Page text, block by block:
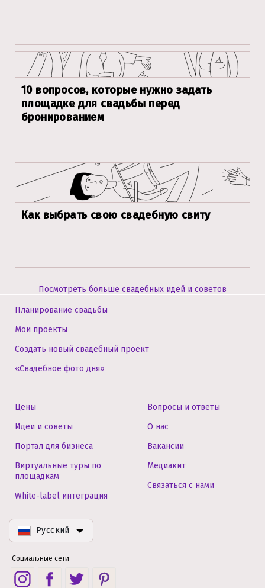
10 вопросов, которые нужно задать
площадке для свадьбы перед
бронированием
Как выбрать свою свадебную свиту
Посмотреть больше свадебных идей и советов
Планирование свадьбы
Мои проекты
Создать новый свадебный проект
«Свадебное фото дня»
Цены
Идеи и советы
Портал для бизнеса
Виртуальные туры по
площадкам
White-label интеграция
Вопросы и ответы
О нас
Вакансии
Медиакит
Связаться с нами
Русский
Социальные сети